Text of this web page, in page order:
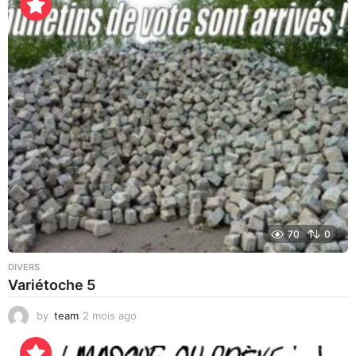
u
r
s
a
g
o
70 0
DIVERS
Variétoche 5
by team 2 mois ago
e